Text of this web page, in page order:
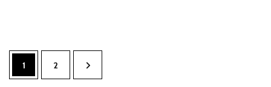
Seitennummerierung
der
Seite
1 Seite
2